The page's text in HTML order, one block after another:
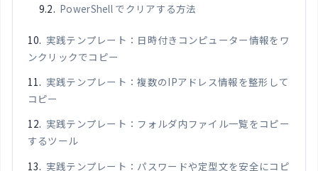
PowerShell でクリアする方法
実践テンプレート：日時付きコンピューター情報をワ
ンクリックでコピー
実践テンプレート：複数のIPアドレス情報を整形して
コピー
実践テンプレート：フォルダ内ファイル一覧をコピー
するツール
実践テンプレート：パスワードや定型文を安全にコピ